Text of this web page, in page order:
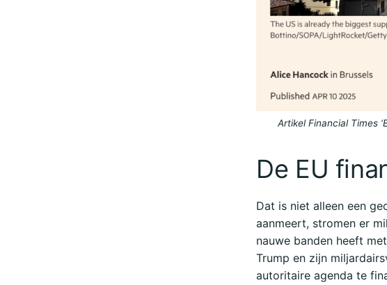
Artikel Financial Times
De EU
Dat is niet alleen een
aanmeert, stromen er
nauwe banden heeft
Trump en zijn
autoritaire agenda te